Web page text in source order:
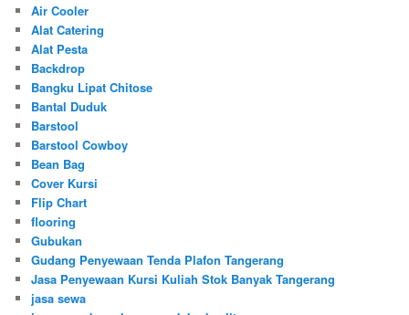
Air Cooler
Alat Catering
Alat Pesta
Backdrop
Bangku Lipat Chitose
Bantal Duduk
Barstool
Barstool Cowboy
Bean Bag
Cover Kursi
Flip Chart
flooring
Gubukan
Gudang Penyewaan Tenda Plafon Tangerang
Jasa Penyewaan Kursi Kuliah Stok Banyak Tangerang
jasa sewa